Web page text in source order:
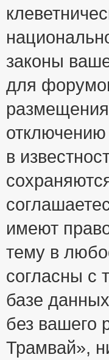
законы
для
в
имеют
тему в
согласны с
базе
без вашего
Трамвай»,